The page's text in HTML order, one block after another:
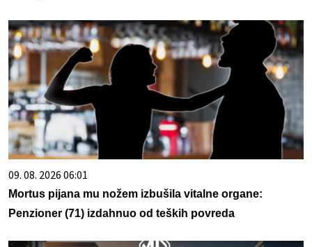
09. 08. 2026 06:01
Mortus pijana mu nožem izbušila vitalne organe:
Penzioner (71) izdahnuo od teških povreda